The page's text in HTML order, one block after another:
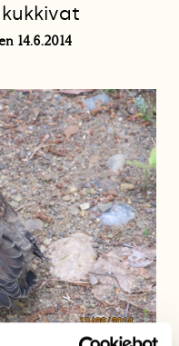
14.6.2014